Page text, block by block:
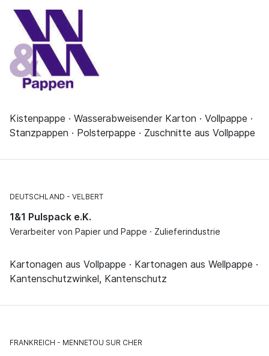
Kistenpappe · Wasserabweisender Karton · Vollpappe ·
Stanzpappen · Polsterpappe · Zuschnitte aus Vollpappe
DEUTSCHLAND VELBERT
1&1 Pulspack e.K.
Verarbeiter von Papier und Pappe · Zulieferindustrie
Kartonagen aus Vollpappe · Kartonagen aus Wellpappe ·
Kantenschutzwinkel, Kantenschutz
FRANKREICH MENNETOU SUR CHER